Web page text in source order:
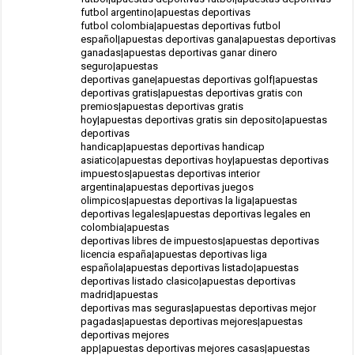
futbol argentino|apuestas deportivas
futbol colombia|apuestas deportivas futbol
español|apuestas deportivas gana|apuestas deportivas
ganadas|apuestas deportivas ganar dinero
seguro|apuestas
deportivas gane|apuestas deportivas golf|apuestas
deportivas gratis|apuestas deportivas gratis con
premios|apuestas deportivas gratis
hoy|apuestas deportivas gratis sin deposito|apuestas
deportivas
handicap|apuestas deportivas handicap
asiatico|apuestas deportivas hoy|apuestas deportivas
impuestos|apuestas deportivas interior
argentina|apuestas deportivas juegos
olimpicos|apuestas deportivas la liga|apuestas
deportivas legales|apuestas deportivas legales en
colombia|apuestas
deportivas libres de impuestos|apuestas deportivas
licencia españa|apuestas deportivas liga
española|apuestas deportivas listado|apuestas
deportivas listado clasico|apuestas deportivas
madrid|apuestas
deportivas mas seguras|apuestas deportivas mejor
pagadas|apuestas deportivas mejores|apuestas
deportivas mejores
app|apuestas deportivas mejores casas|apuestas